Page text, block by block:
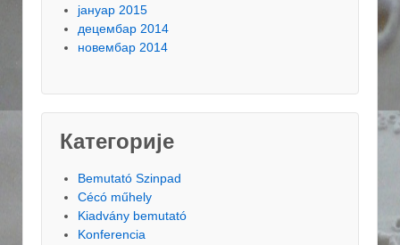
јануар 2015
децембар 2014
новембар 2014
Категорије
Bemutató Szinpad
Cécó műhely
Kiadvány bemutató
Konferencia